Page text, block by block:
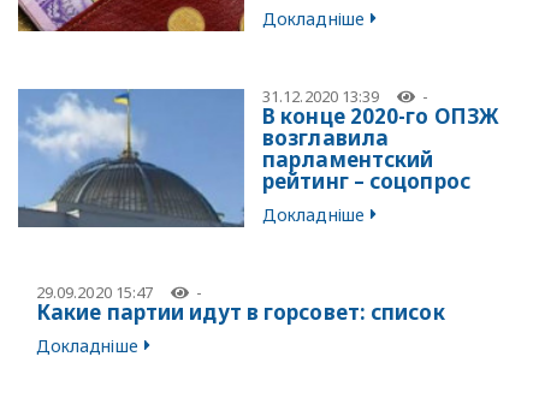
Докладніше
31.12.2020 13:39 -
В конце 2020-го ОПЗЖ
возглавила
парламентский
рейтинг – соцопрос
Докладніше
29.09.2020 15:47 -
Какие партии идут в горсовет: список
Докладніше